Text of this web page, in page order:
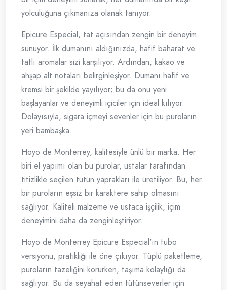
yolculuğuna çıkmanıza olanak tanıyor.
Epicure Especial, tat açısından zengin bir deneyim
sunuyor. İlk dumanını aldığınızda, hafif baharat ve
tatlı aromalar sizi karşılıyor. Ardından, kakao ve
ahşap alt notaları belirginleşiyor. Dumanı hafif ve
kremsi bir şekilde yayılıyor; bu da onu yeni
başlayanlar ve deneyimli içiciler için ideal kılıyor.
Dolayısıyla, sigara içmeyi sevenler için bu puroların
yeri bambaşka.
Hoyo de Monterrey, kalitesiyle ünlü bir marka. Her
biri el yapımı olan bu purolar, ustalar tarafından
titizlikle seçilen tütün yaprakları ile üretiliyor. Bu, her
bir puroların eşsiz bir karaktere sahip olmasını
sağlıyor. Kaliteli malzeme ve ustaca işçilik, içim
deneyimini daha da zenginleştiriyor.
Hoyo de Monterrey Epicure Especial'ın tubo
versiyonu, pratikliği ile öne çıkıyor. Tüplü paketleme,
puroların tazeliğini korurken, taşıma kolaylığı da
sağlıyor. Bu da seyahat eden tütünseverler için